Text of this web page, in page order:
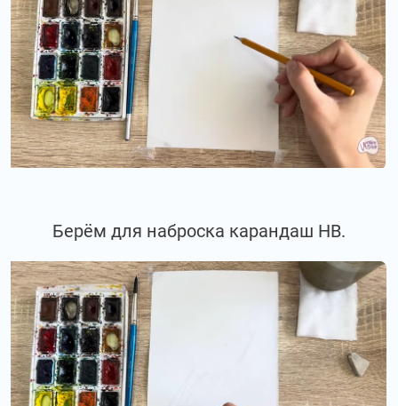
Берём для наброска карандаш НВ.